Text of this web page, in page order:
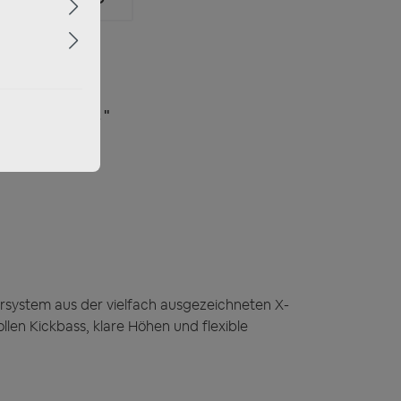
Set "
aus der vielfach ausgezeichneten X-
Kickbass, klare Höhen und flexible